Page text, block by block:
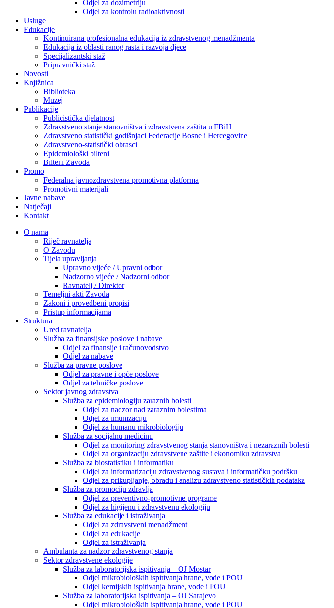
Odjel za dozimetriju
Odjel za kontrolu radioaktivnosti
Usluge
Edukacije
Kontinuirana profesionalna edukacija iz zdravstvenog menadžmenta
Edukacija iz oblasti ranog rasta i razvoja djece
Specijalizantski staž
Pripravnički staž
Novosti
Knjižnica
Biblioteka
Muzej
Publikacije
Publicistička djelatnost
Zdravstveno stanje stanovništva i zdravstvena zaštita u FBiH
Zdravstveno statistički godišnjaci Federacije Bosne i Hercegovine
Zdravstveno-statistički obrasci
Epidemiološki bilteni
Bilteni Zavoda
Promo
Federalna javnozdravstvena promotivna platforma
Promotivni materijali
Javne nabave
Natječaji
Kontakt
O nama
Riječ ravnatelja
O Zavodu
Tijela upravljanja
Upravno vijeće / Upravni odbor
Nadzorno vijeće / Nadzorni odbor
Ravnatelj / Direktor
Temeljni akti Zavoda
Zakoni i provedbeni propisi
Pristup informacijama
Struktura
Ured ravnatelja
Služba za finansijske poslove i nabave
Odjel za finansije i računovodstvo
Odjel za nabave
Služba za pravne poslove
Odjel za pravne i opće poslove
Odjel za tehničke poslove
Sektor javnog zdravstva
Služba za epidemiologiju zaraznih bolesti
Odjel za nadzor nad zaraznim bolestima
Odjel za imunizaciju
Odjel za humanu mikrobiologiju
Služba za socijalnu medicinu
Odjel za monitoring zdravstvenog stanja stanovništva i nezaraznih bolesti
Odjel za organizaciju zdravstvene zaštite i ekonomiku zdravstva
Služba za biostatistiku i informatiku
Odjel za informatizaciju zdravstvenog sustava i informatičku podršku
Odjel za prikupljanje, obradu i analizu zdravstveno statističkih podataka
Služba za promociju zdravlja
Odjel za preventivno-promotivne programe
Odjel za higijenu i zdravstvenu ekologiju
Služba za edukacije i istraživanja
Odjel za zdravstveni menadžment
Odjel za edukacije
Odjel za istraživanja
Ambulanta za nadzor zdravstvenog stanja
Sektor zdravstvene ekologije
Služba za laboratorijska ispitivanja – OJ Mostar
Odjel mikrobioloških ispitivanja hrane, vode i POU
Odjel kemijskih ispitivanja hrane, vode i POU
Služba za laboratorijska ispitivanja – OJ Sarajevo
Odjel mikrobioloških ispitivanja hrane, vode i POU